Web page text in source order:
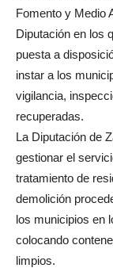
Fomento y Medio
Diputación en los
puesta a
instar a los
vigilancia,
recuperadas.
La Diputación de
gestionar el
tratamiento de
demolición
los municipios en
colocando
limpios.